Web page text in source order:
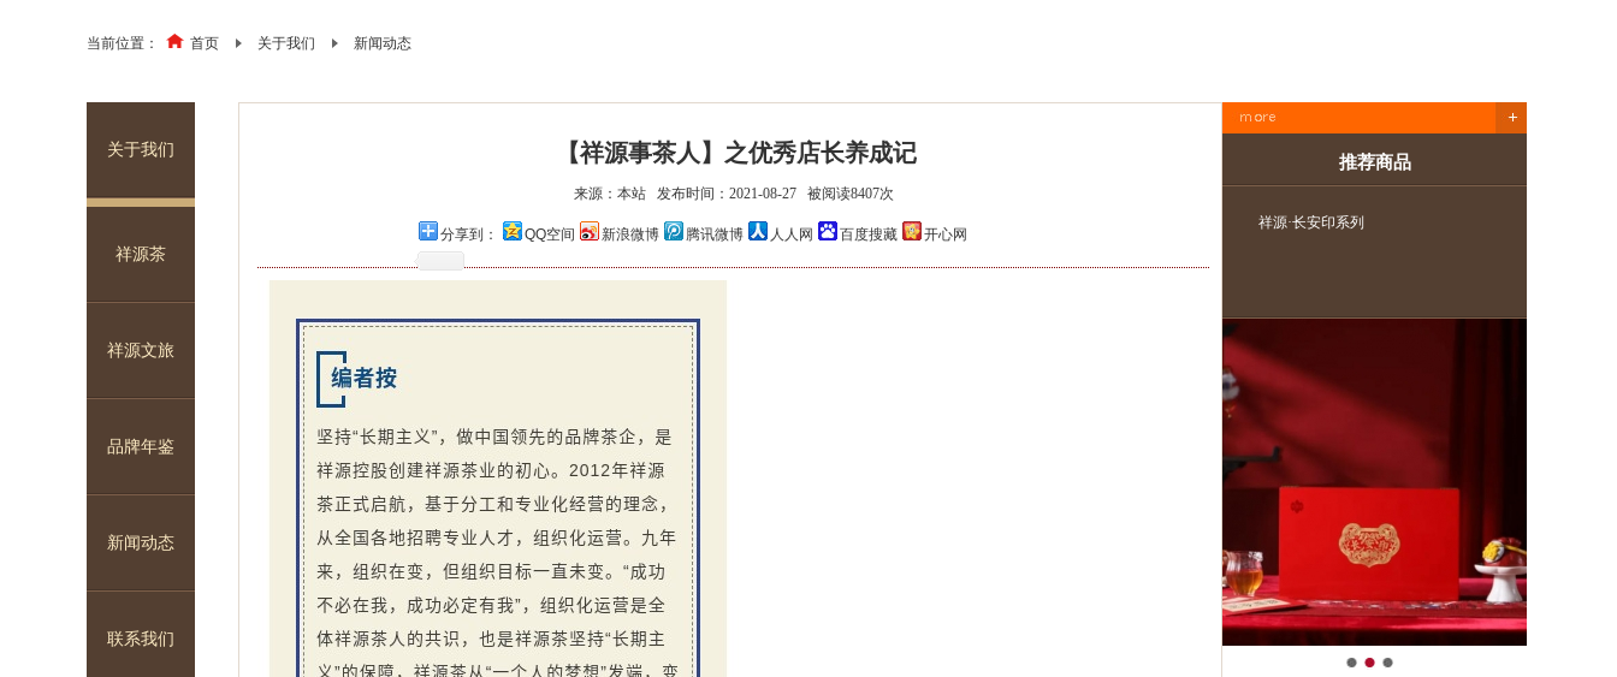
当前位置： 首页 关于我们 新闻动态
关于我们
祥源茶
祥源文旅
品牌年鉴
新闻动态
联系我们
【祥源事茶人】之优秀店长养成记
来源：本站 发布时间：2021-08-27 被阅读8407次
分享到： QQ空间 新浪微博 腾讯微博 人人网 百度搜藏 开心网
推荐商品
祥源安茶·安康 祥源·长安印系列